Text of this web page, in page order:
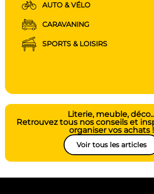
AUTO & VÉLO
CARAVANING
SPORTS & LOISIRS
Literie, meuble,
Retrouvez tous nos conseils et
organiser vos achats !
Voir tous les articles